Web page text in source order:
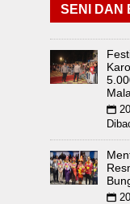
SENI DAN
📅
📅